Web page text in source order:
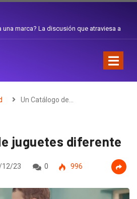
una marca? La discusión que atraviesa a
Un Catálogo de…
juguetes diferente
12/23 0 996